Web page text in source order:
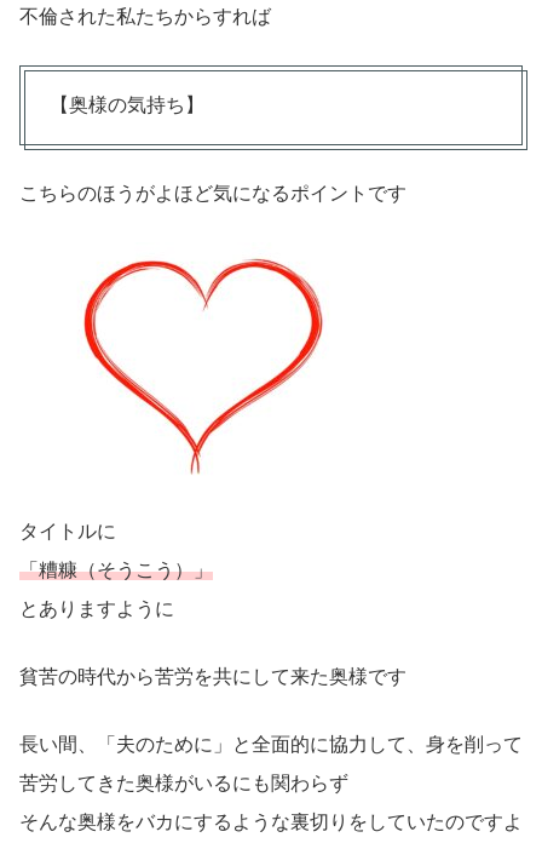
不倫された私たちからすれば
【奥様の気持ち】
こちらのほうがよほど気になるポイントです
タイトルに
「糟糠（そうこう）」
とありますように
貧苦の時代から苦労を共にして来た奥様です
長い間、「夫のために」と全面的に協力して、身を削って
苦労してきた奥様がいるにも関わらず
そんな奥様をバカにするような裏切りをしていたのですよ